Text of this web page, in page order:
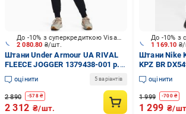
2 080.80 ₴/шт.
До -10% з суперкредиткою Visa Вигода
Штани Under Armour UA RIVAL
FLEECE JOGGER 1379438-001 р.
XS чорний
оцінити 5 варіантів
2 890 -578₴
2 312 ₴/шт.
1 169.10 ₴/
Штани Nike
KPZ BR
оцінити
1 999 -700₴
1 299 ₴/